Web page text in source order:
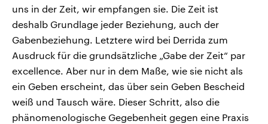
uns in der Zeit, wir empfangen sie. Die Zeit ist
deshalb Grundlage jeder Beziehung, auch der
Gabenbeziehung. Letztere wird bei Derrida zum
Ausdruck für die grundsätzliche „Gabe der Zeit“ par
excellence. Aber nur in dem Maße, wie sie nicht als
ein Geben erscheint, das über sein Geben Bescheid
weiß und Tausch wäre. Dieser Schritt, also die
phänomenologische Gegebenheit gegen eine Praxis